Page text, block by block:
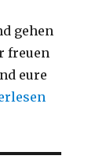
gehen
freuen
eure